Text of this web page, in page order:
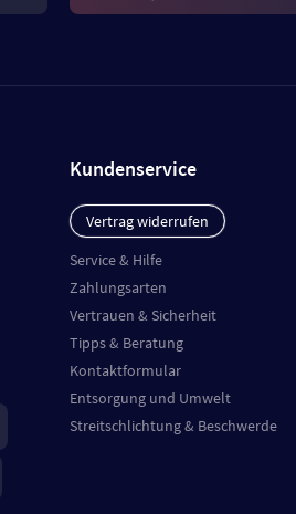
Kundenservice
Vertrag widerrufen
Service & Hilfe
Zahlungsarten
Vertrauen & Sicherheit
Tipps & Beratung
Kontaktformular
Entsorgung und Umwelt
Streitschlichtung & Beschwerde